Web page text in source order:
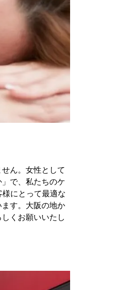
ん。女性として
で、私たちのケ
にとって最適な
す。大阪の地か
くお願いいたし